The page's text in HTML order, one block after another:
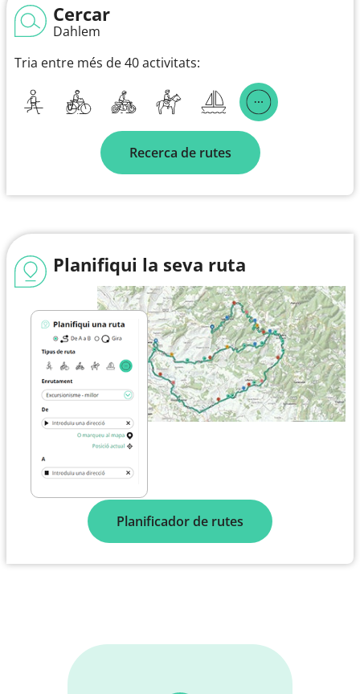
Cercar
Dahlem
Tria entre més de 40 activitats:
Recerca de rutes
Planifiqui la seva ruta
Planificador de rutes